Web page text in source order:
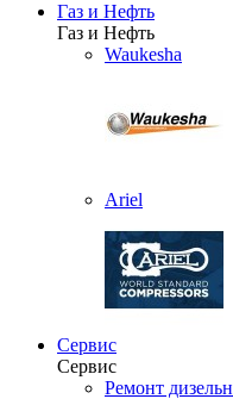
Газ и Нефть
Газ и Нефть
Waukesha
Ariel
Сервис
Сервис
Ремонт